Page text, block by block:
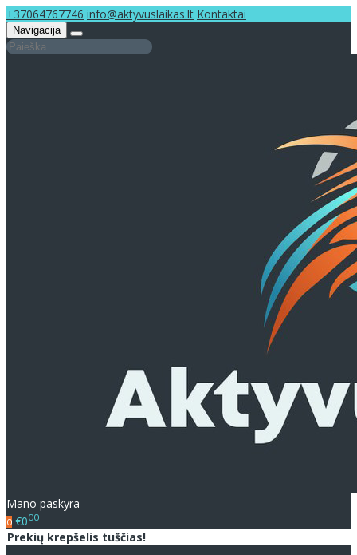
+37064767746 info@aktyvuslaikas.lt Kontaktai
Navigacija
Mano paskyra
0 €000
Prekių krepšelis tuščias!